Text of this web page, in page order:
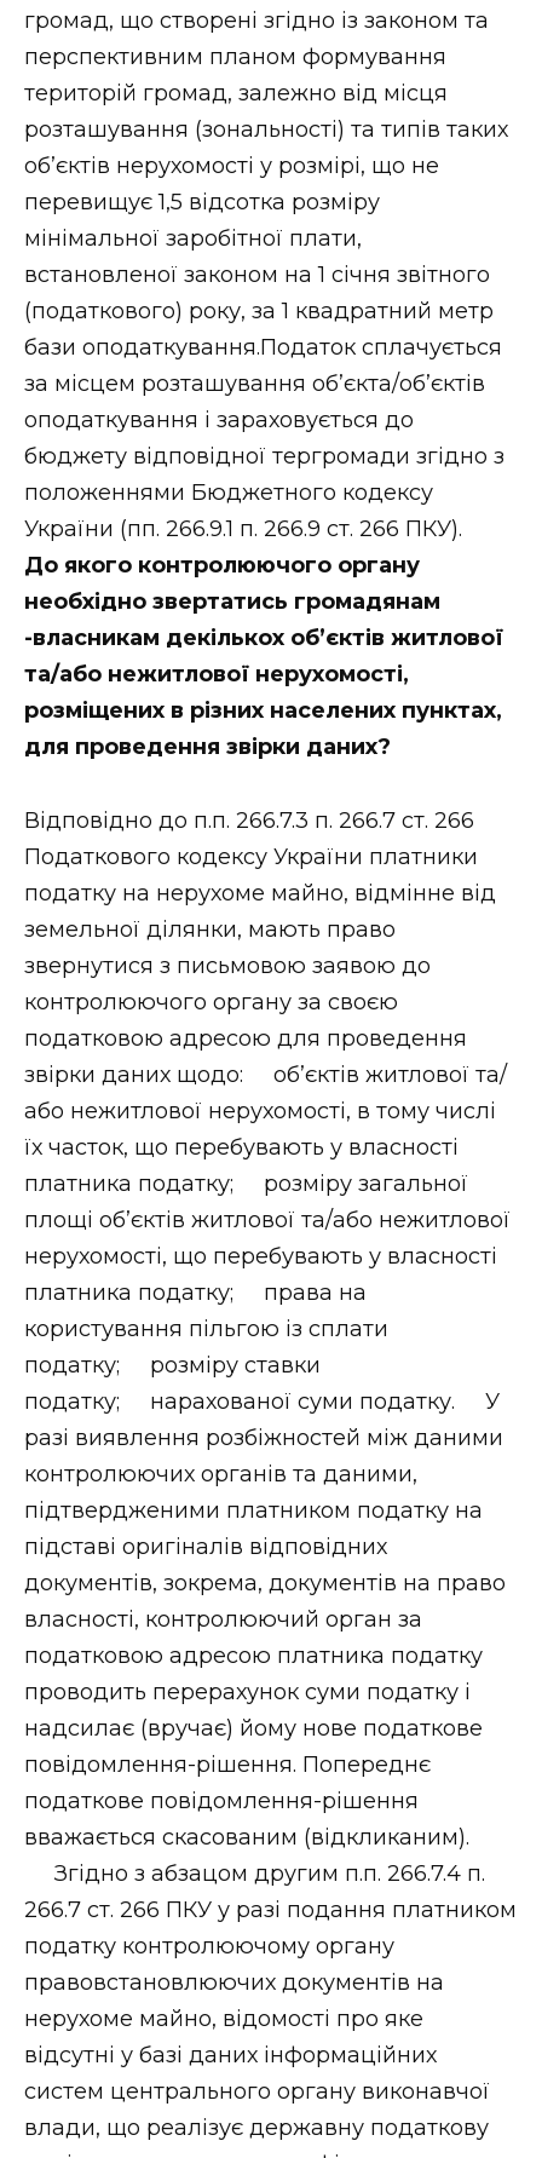
громад, що створені згідно із законом та
перспективним планом формування
територій громад, залежно від місця
розташування (зональності) та типів таких
об’єктів нерухомості у розмірі, що не
перевищує 1,5 відсотка розміру
мінімальної заробітної плати,
встановленої законом на 1 січня звітного
(податкового) року, за 1 квадратний метр
бази оподаткування.Податок сплачується
за місцем розташування об’єкта/об’єктів
оподаткування і зараховується до
бюджету відповідної тергромади згідно з
положеннями Бюджетного кодексу
України (пп. 266.9.1 п. 266.9 ст. 266 ПКУ).
До якого контролюючого органу
необхідно звертатись громадянам
-власникам декількох об’єктів житлової
та/або нежитлової нерухомості,
розміщених в різних населених пунктах,
для проведення звірки даних?
Відповідно до п.п. 266.7.3 п. 266.7 ст. 266
Податкового кодексу України платники
податку на нерухоме майно, відмінне від
земельної ділянки, мають право
звернутися з письмовою заявою до
контролюючого органу за своєю
податковою адресою для проведення
звірки даних щодо: об’єктів житлової та/
або нежитлової нерухомості, в тому числі
їх часток, що перебувають у власності
платника податку; розміру загальної
площі об’єктів житлової та/або нежитлової
нерухомості, що перебувають у власності
платника податку; права на
користування пільгою із сплати
податку; розміру ставки
податку; нарахованої суми податку. У
разі виявлення розбіжностей між даними
контролюючих органів та даними,
підтвердженими платником податку на
підставі оригіналів відповідних
документів, зокрема, документів на право
власності, контролюючий орган за
податковою адресою платника податку
проводить перерахунок суми податку і
надсилає (вручає) йому нове податкове
повідомлення-рішення. Попереднє
податкове повідомлення-рішення
вважається скасованим (відкликаним).
Згідно з абзацом другим п.п. 266.7.4 п.
266.7 ст. 266 ПКУ у разі подання платником
податку контролюючому органу
правовстановлюючих документів на
нерухоме майно, відомості про яке
відсутні у базі даних інформаційних
систем центрального органу виконавчої
влади, що реалізує державну податкову